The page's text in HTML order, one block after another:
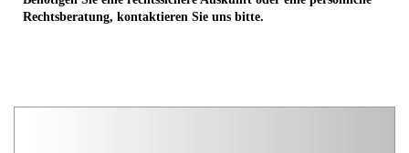
Rechtsberatung, kontaktieren Sie uns bitte.